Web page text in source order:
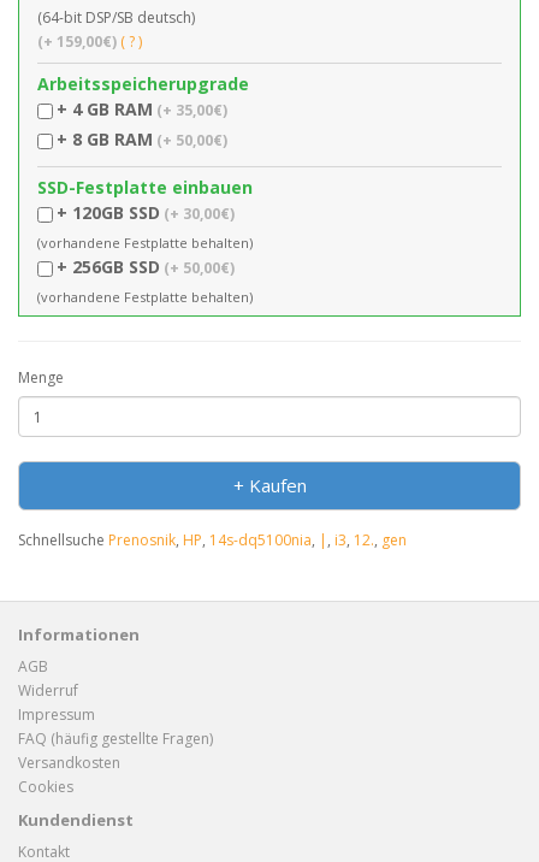
(64-bit DSP/SB deutsch)
(+ 159,00€) ( ? )
Arbeitsspeicherupgrade
+ 4 GB RAM (+ 35,00€)
+ 8 GB RAM (+ 50,00€)
SSD-Festplatte einbauen
+ 120GB SSD (+ 30,00€)
(vorhandene Festplatte behalten)
+ 256GB SSD (+ 50,00€)
(vorhandene Festplatte behalten)
Menge
+ Kaufen
Schnellsuche Prenosnik, HP, 14s-dq5100nia, | , i3, 12., gen
Informationen
AGB
Widerruf
Impressum
FAQ (häufig gestellte Fragen)
Versandkosten
Cookies
Kundendienst
Kontakt